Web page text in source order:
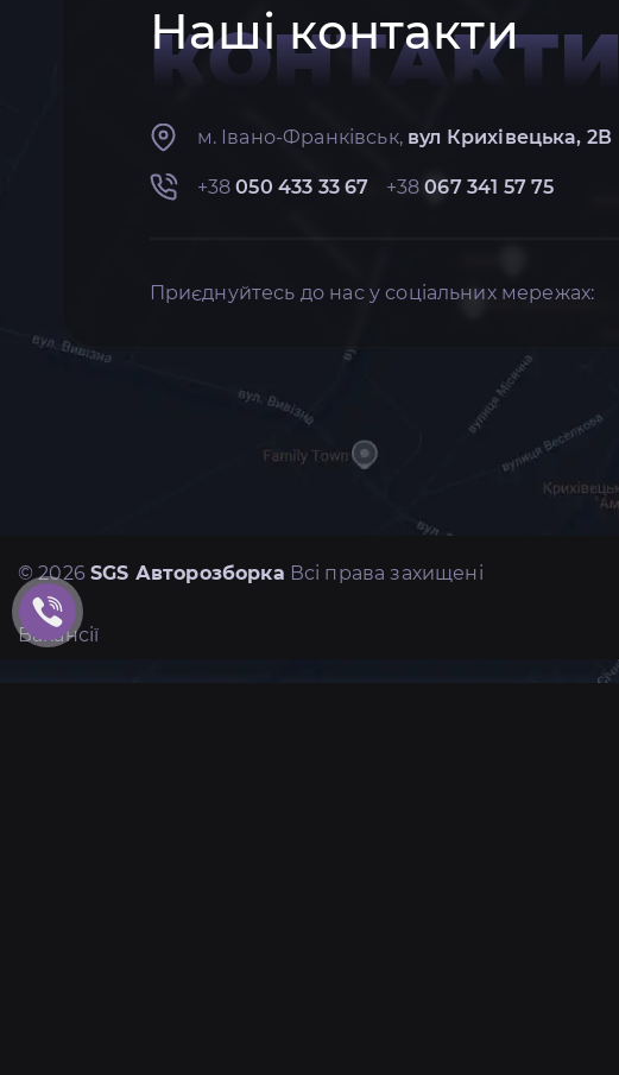
Наші контакти
КОНТАКТИ
м. Івано-Франківськ, вул Крихівецька, 2В
+38050 433 33 67 +38067 341 57 75
Приєднуйтесь до нас у соціальних мережах:
© 2026SGS Авторозборка Всі права захищені
Вакансії